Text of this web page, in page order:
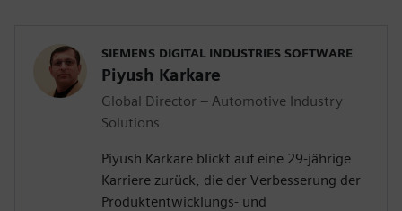
SIEMENS DIGITAL INDUSTRIES SOFTWARE
Piyush Karkare
Global Director – Automotive Industry
Solutions
Piyush Karkare blickt auf eine 29-jährige
Karriere zurück, die der Verbesserung der
Produktentwicklungs- und